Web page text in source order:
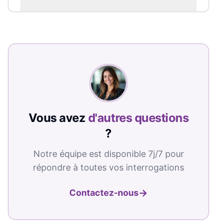
Vous avez d'autres questions
?
Notre équipe est disponible 7j/7 pour
répondre à toutes vos interrogations
Contactez-nous→